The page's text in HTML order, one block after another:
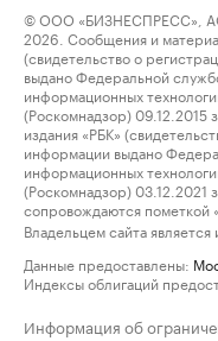
© ООО «БИЗНЕСПРЕСС»,
2026. Сообщения и
(свидетельство о
выдано Федеральной
информационных
(Роскомнадзор)
издания «РБК»
информации выдано
информационных
(Роскомнадзор)
сопровождаются пометкой
Владельцем сайта
Данные предоставлены:
Индексы облигаций
Информация об